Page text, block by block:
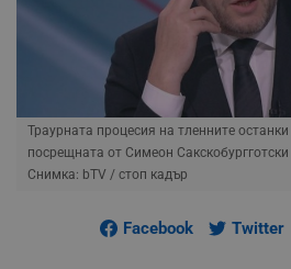
Траурната процесия на тленните
посрещната от Симеон
Снимка: bTV / стоп кадър
Facebook Twitter